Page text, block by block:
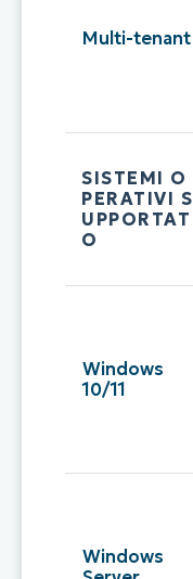
Multi-tenant
SISTEMI O
PERATIVI S
UPPORTAT
O
Windows
10/11
Windows